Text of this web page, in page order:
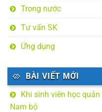
Trong nước
Tư vấn SK
Ứng dụng
BÀI VIẾT MỚI
Khi sinh viên học
Nam bộ